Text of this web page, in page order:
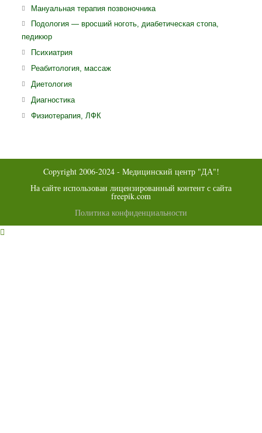
в
Мануальная терапия позвоночникаОткроется
в
Подология — вросший ноготь, диабетическая стопа,
педикюр
ПсихиатрияОткроется
в
Реабитология, массажОткроется
ДиетологияОткроется
в
новой
ДиагностикаОткроется
в
Физиотерапия, ЛФК
Copyright 2006-2024 - Медицинский центр "ДА"!
На сайте использован лицензированный контент с сайта
freepik.com
Политика конфиденциальности